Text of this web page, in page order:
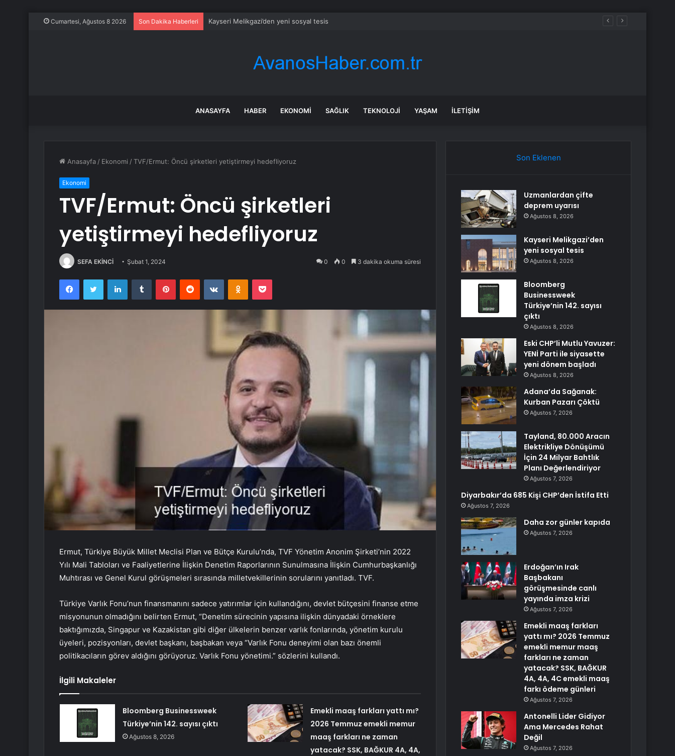
Cumartesi, Ağustos 8 2026 Son Dakika Haberleri Kayseri Melikgazi’den yeni sosyal tesis
ANASAYFA HABER EKONOMI SAĞLIK TEKNOLOJI YAŞAM İLETIŞIM
Anasayfa / Ekonomi /TVF/Ermut: Öncü şirketleri yetiştirmeyi hedefliyoruz
Ekonomi
TVF/Ermut: Öncü şirketleri
yetiştirmeyi hedefliyoruz
SEFA EKİNCİ Şubat 1, 2024 0 0 3 dakika okuma süresi
FacebookTwitter LinkedInTumblr PinterestReddit VKontakteOdnoklassniki
Pocket
Ermut, Türkiye Büyük Millet Meclisi Plan ve Bütçe Kurulu’nda, TVF Yönetim Anonim Şirketi’nin 2022
Yılı Mali Tabloları ve Faaliyetlerine İlişkin Denetim Raporlarının Sunulmasına İlişkin Cumhurbaşkanlığı
Muhtırası ve Genel Kurul görüşmeleri sırasında milletvekillerinin sorularını yanıtladı. TVF.
Türkiye Varlık Fonu’nun finansmanını sadece yatırımlar için kullandığını, devlet bütçesini finanse etme
misyonunun olmadığını belirten Ermut, “Denetim sürecinin yapısına ilişkin dünyadaki örneklere
baktığımızda, Singapur ve Kazakistan gibi diğer ülkelerin benzer varlık fonlarında, yönetim kurulu
üyeleri, pozisyonları, devlet başkanı, başbakan veya “Varlık Fonu deneyimi olan bazı önemli
politikacıların görev aldığını görüyoruz. Varlık Fonu yönetimi.” sözlerini kullandı.
İlgili Makaleler
Bloomberg Businessweek
Türkiye’nin 142. sayısı çıktı
Ağustos 8, 2026
Emekli maaş farkları yattı mı?
2026 Temmuz emekli memur
maaş farkları ne zaman
yatacak? SSK, BAĞKUR 4A, 4A,
Son Eklenen
Uzmanlardan çifte
deprem uyarısı
Ağustos 8, 2026
Kayseri Melikgazi’den
yeni sosyal tesis
Ağustos 8, 2026
Bloomberg
Businessweek
Türkiye’nin 142. sayısı
çıktı
Ağustos 8, 2026
Eski CHP’li Mutlu Yavuzer:
YENİ Parti ile siyasette
yeni dönem başladı
Ağustos 8, 2026
Adana’da Sağanak:
Kurban Pazarı Çöktü
Ağustos 7, 2026
Tayland, 80.000 Aracın
Elektrikliye Dönüşümü
İçin 24 Milyar Bahtlık
Planı Değerlendiriyor
Ağustos 7, 2026
Diyarbakır’da 685 Kişi CHP’den İstifa Etti
Ağustos 7, 2026
Daha zor günler kapıda
Ağustos 7, 2026
Erdoğan’ın Irak
Başbakanı
görüşmesinde canlı
yayında imza krizi
Ağustos 7, 2026
Emekli maaş farkları
yattı mı? 2026 Temmuz
emekli memur maaş
farkları ne zaman
yatacak? SSK, BAĞKUR
4A, 4A, 4C emekli maaş
farkı ödeme günleri
Ağustos 7, 2026
Antonelli Lider Gidiyor
Ama Mercedes Rahat
Değil
Ağustos 7, 2026